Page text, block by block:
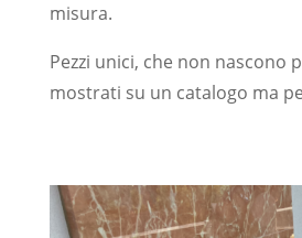
misura.
Pezzi unici, che non nascono
mostrati su un catalogo ma